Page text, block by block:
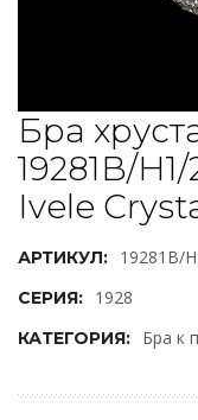
Бра
19281B/
Ivele
АРТИКУЛ: 19281B/
СЕРИЯ: 1928
КАТЕГОРИЯ: Бра к